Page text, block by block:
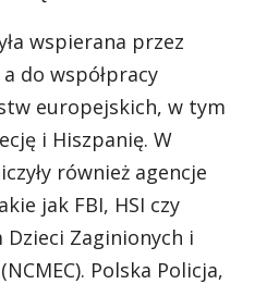
wspierana przez
do współpracy
europejskich, w tym
i Hiszpanię. W
również agencje
jak FBI, HSI czy
Zaginionych i
Polska Policja,